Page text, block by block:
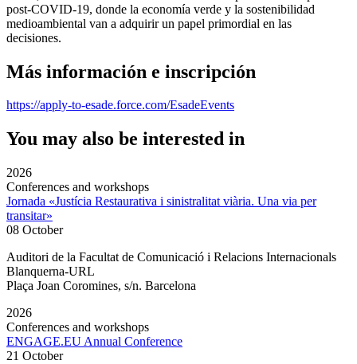
post-COVID-19, donde la economía verde y la sostenibilidad
medioambiental van a adquirir un papel primordial en las
decisiones.
Más información e inscripción
https://apply-to-esade.force.com/EsadeEvents
You may also be interested in
2026
Conferences and workshops
Jornada «Justícia Restaurativa i sinistralitat viària. Una via per
transitar»
08 October
Auditori de la Facultat de Comunicació i Relacions Internacionals
Blanquerna-URL
Plaça Joan Coromines, s/n. Barcelona
2026
Conferences and workshops
ENGAGE.EU Annual Conference
21 October